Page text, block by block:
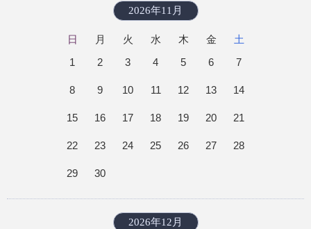
2026年11月
日 月 火 水 木 金
土
1
2 3 4 5 6 7
8 9 10 11 12 13 14
15 16 17 18 19 20 21
22 23 24 25 26 27 28
29 30
2026年12月